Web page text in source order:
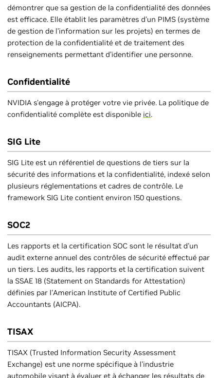
démontrer que sa gestion de la confidentialité des données
est efficace. Elle établit les paramètres d'un PIMS (système
de gestion de l'information sur les projets) en termes de
protection de la confidentialité et de traitement des
renseignements permettant d'identifier une personne.
Confidentialité
NVIDIA s'engage à protéger votre vie privée. La politique de
confidentialité complète est disponible ici.
SIG Lite
SIG Lite est un référentiel de questions de tiers sur la
sécurité des informations et la confidentialité, indexé selon
plusieurs réglementations et cadres de contrôle. Le
framework SIG Lite contient environ 150 questions.
SOC2
Les rapports et la certification SOC sont le résultat d'un
audit externe annuel des contrôles de sécurité effectué par
un tiers. Les audits, les rapports et la certification suivent
la SSAE 18 (Statement on Standards for Attestation)
définies par l'American Institute of Certified Public
Accountants (AICPA).
TISAX
TISAX (Trusted Information Security Assessment
Exchange) est une norme spécifique à l'industrie
automobile visant à évaluer et à échanger les résultats de